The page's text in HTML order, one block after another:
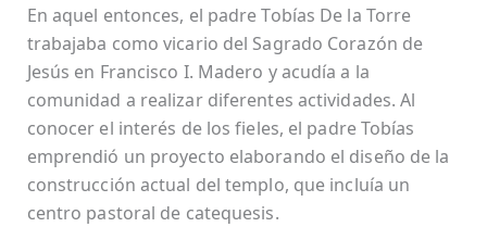
En aquel entonces, el padre Tobías De la Torre
trabajaba como vicario del Sagrado Corazón de
Jesús en Francisco I. Madero y acudía a la
comunidad a realizar diferentes actividades. Al
conocer el interés de los fieles, el padre Tobías
emprendió un proyecto elaborando el diseño de la
construcción actual del templo, que incluía un
centro pastoral de catequesis.